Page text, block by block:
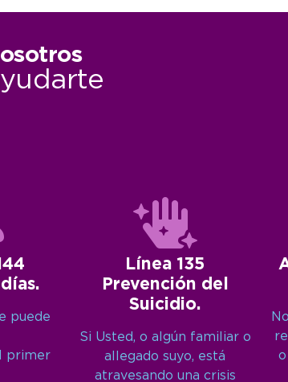
puede
primer
Línea 135
Prevención del
Suicidio.
Si Usted, o algún familiar o
allegado suyo, está
atravesando una crisis